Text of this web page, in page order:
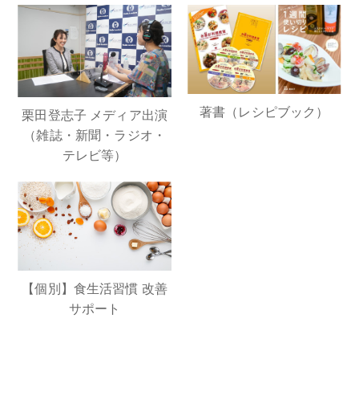
栗田登志子 メディア出演
（雑誌・新聞・ラジオ・
テレビ等）
著書（レシピブック）
【個別】食生活習慣 改善
サポート